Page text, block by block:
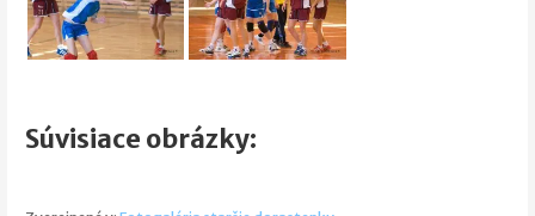
Súvisiace obrázky: